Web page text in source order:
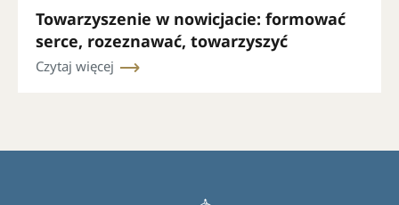
Towarzyszenie w nowicjacie: formować
serce, rozeznawać, towarzyszyć
Czytaj więcej